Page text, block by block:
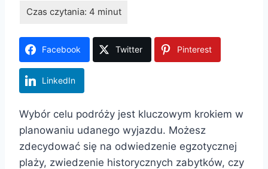
Facebook Twitter Pinterest
LinkedIn
Wybór celu podróży jest kluczowym krokiem w
planowaniu udanego wyjazdu. Możesz
zdecydować się na odwiedzenie egzotycznej
plaży, zwiedzenie historycznych zabytków, czy